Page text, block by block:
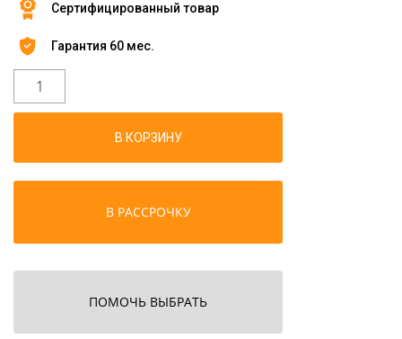
Сертифицированный товар
Гарантия 60 мес.
В КОРЗИНУ
В РАССРОЧКУ
ПОМОЧЬ ВЫБРАТЬ